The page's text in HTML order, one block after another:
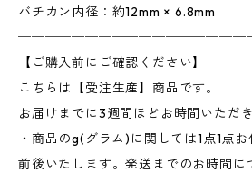
バチカン内径：約12mm × 6.8mm
【ご購入前にご確認ください】
こちらは【受注生産】商品です。
お届けまでに3週間ほどお時間いただき
・商品のg(グラム)に関しては1点1点
前後いたします。発送までのお時間に